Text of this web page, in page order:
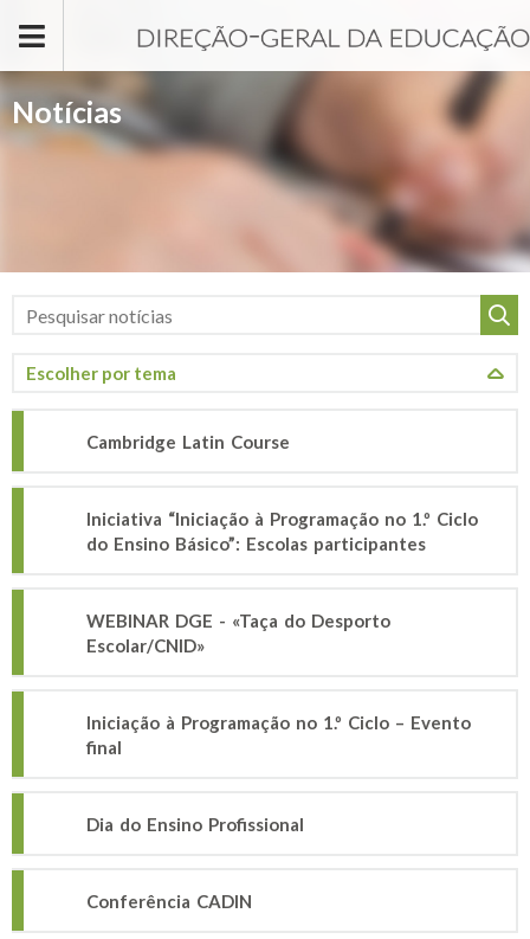
Notícias
Cambridge Latin Course
Iniciativa “Iniciação à Programação no 1.º Ciclo
do Ensino Básico”: Escolas participantes
WEBINAR DGE - «Taça do Desporto
Escolar/CNID»
Iniciação à Programação no 1.º Ciclo – Evento
final
Dia do Ensino Profissional
Conferência CADIN